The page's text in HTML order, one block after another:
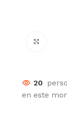
20
en este